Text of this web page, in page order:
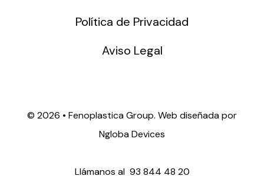
Política de Privacidad
Aviso Legal
© 2026 • Fenoplastica Group. Web diseñada por
Ngloba Devices
Llámanos al 93 844 48 20